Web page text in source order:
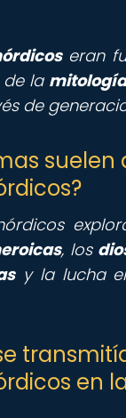
eran
de la mitología
de
suelen
, los
y la lucha
en